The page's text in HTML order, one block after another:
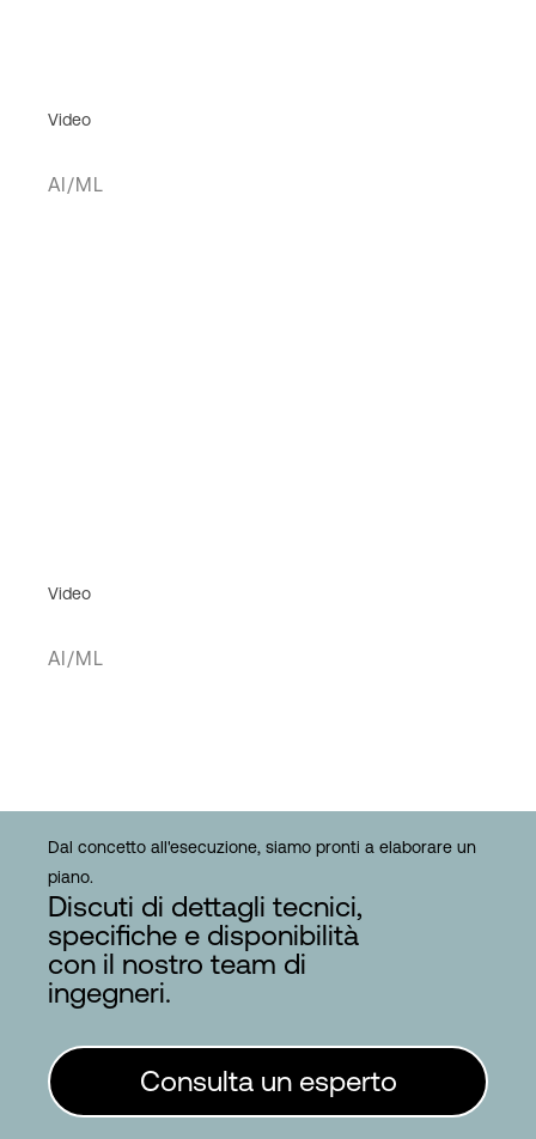
Video
AI/ML
Video
AI/ML
Dal concetto all'esecuzione, siamo pronti a elaborare un
piano.
Discuti di dettagli tecnici,
specifiche e disponibilità
con il nostro team di
ingegneri.
Consulta un esperto